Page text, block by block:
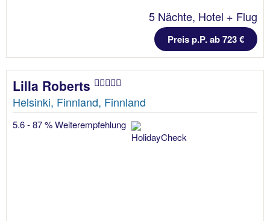
5 Nächte, Hotel + Flug
Preis p.P. ab 723 €
Lilla Roberts
Helsinki, Finnland, Finnland
5.6 - 87 % Weiterempfehlung